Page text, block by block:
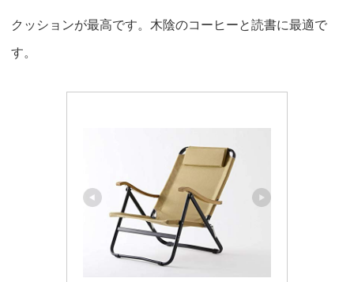
クッションが最高です。木陰のコーヒーと読書に最適で
す。